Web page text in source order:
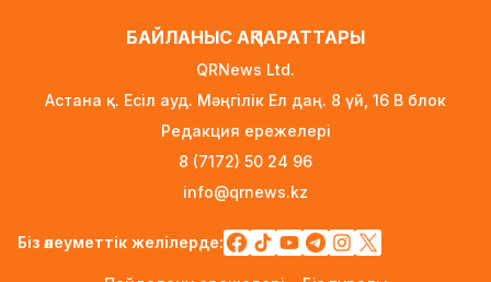
Футболдан Қазақстан құрамасына жаңа бас
2 күн бұрын
«Қазақтелекомның» екі қызметкері жұмыс
кезінде қаза тапты
Трамп АҚШ-та туғандарға автоматты түрде
БАЙЛАНЫС АҚПАРАТТАРЫ
QRNews Ltd.
Астана қ. Есіл ауд. Мәңгілік Ел даң. 8 үй, 16 B блок
Редакция ережелері
8 (7172) 50 24 96
info@qrnews.kz
Біз әлеуметтік желілерде: